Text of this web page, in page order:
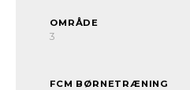
OMRÅDE
3
FCM BØRNETRÆNING